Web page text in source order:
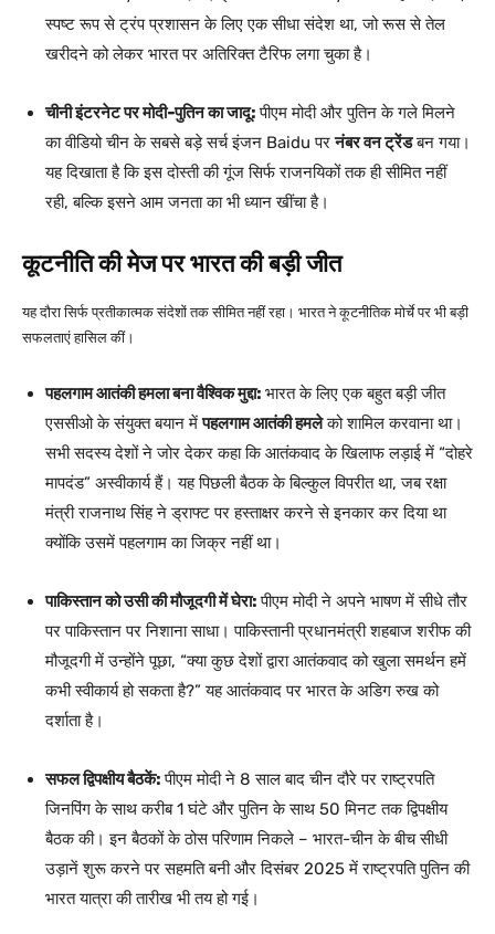
स्पष्ट रूप से ट्रंप प्रशासन के लिए एक सीधा संदेश था, जो रूस से तेल
खरीदने को लेकर भारत पर अतिरिक्त टैरिफ लगा चुका है।
चीनी इंटरनेट पर मोदी-पुतिन का जादू:पीएम मोदी और पुतिन के गले मिलने
का वीडियो चीन के सबसे बड़े सर्च इंजन Baidu परनंबर वन ट्रेंडबन गया।
यह दिखाता है कि इस दोस्ती की गूंज सिर्फ राजनयिकों तक ही सीमित नहीं
रही, बल्कि इसने आम जनता का भी ध्यान खींचा है।
कूटनीति की मेज पर भारत की बड़ी जीत
यह दौरा सिर्फ प्रतीकात्मक संदेशों तक सीमित नहीं रहा। भारत ने कूटनीतिक मोर्चे पर भी बड़ी
सफलताएं हासिल कीं।
पहलगाम आतंकी हमला बना वैश्विक मुद्दा: भारत के लिए एक बहुत बड़ी जीत
एससीओ के संयुक्त बयान मेंपहलगाम आतंकी हमलेको शामिल करवाना था।
सभी सदस्य देशों ने जोर देकर कहा कि आतंकवाद के खिलाफ लड़ाई में “दोहरे
मापदंड” अस्वीकार्य हैं। यह पिछली बैठक के बिल्कुल विपरीत था, जब रक्षा
मंत्री राजनाथ सिंह ने ड्राफ्ट पर हस्ताक्षर करने से इनकार कर दिया था
क्योंकि उसमें पहलगाम का जिक्र नहीं था।
पाकिस्तान को उसी की मौजूदगी में घेरा:पीएम मोदी ने अपने भाषण में सीधे तौर
पर पाकिस्तान पर निशाना साधा। पाकिस्तानी प्रधानमंत्री शहबाज शरीफ की
मौजूदगी में उन्होंने पूछा, “क्या कुछ देशों द्वारा आतंकवाद को खुला समर्थन हमें
कभी स्वीकार्य हो सकता है?” यह आतंकवाद पर भारत के अडिग रुख को
दर्शाता है।
सफल द्विपक्षीय बैठकें:पीएम मोदी ने 8 साल बाद चीन दौरे पर राष्ट्रपति
जिनपिंग के साथ करीब 1 घंटे और पुतिन के साथ 50 मिनट तक द्विपक्षीय
बैठक की। इन बैठकों के ठोस परिणाम निकले – भारत-चीन के बीच सीधी
उड़ानें शुरू करने पर सहमति बनी और दिसंबर 2025 में राष्ट्रपति पुतिन की
भारत यात्रा की तारीख भी तय हो गई।